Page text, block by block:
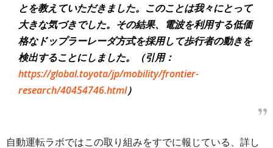
とを教えていただきました。このことは我々にとって
大きな気づきでした。その結果、電波を利用する低価
格なドップラーレーダ方式を採用して歩行者の動きを
検出することにしました。（引用：
https://global.toyota/jp/mobility/frontier-
research/40454746.html）
自動運転ラボではこの取り組みをすでに報じている、詳し